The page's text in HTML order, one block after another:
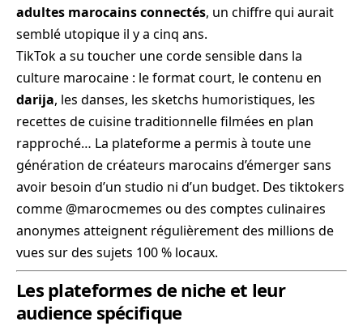
adultes marocains connectés, un chiffre qui aurait
semblé utopique il y a cinq ans.
TikTok a su toucher une corde sensible dans la
culture marocaine : le format court, le contenu en
darija, les danses, les sketchs humoristiques, les
recettes de cuisine traditionnelle filmées en plan
rapproché… La plateforme a permis à toute une
génération de créateurs marocains d’émerger sans
avoir besoin d’un studio ni d’un budget. Des tiktokers
comme @marocmemes ou des comptes culinaires
anonymes atteignent régulièrement des millions de
vues sur des sujets 100 % locaux.
Les plateformes de niche et leur
audience spécifique